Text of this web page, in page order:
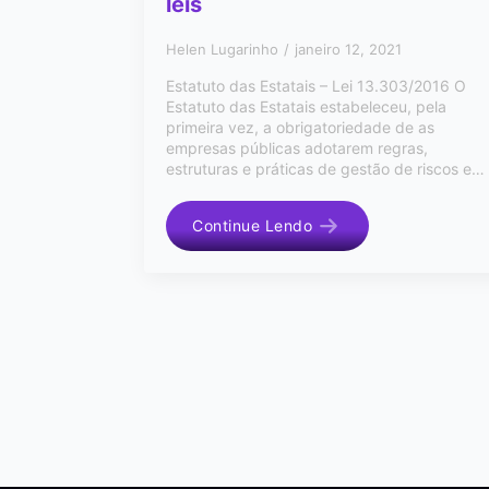
Helen Lugarinho janeiro 12, 2021
Estatuto das Estatais – Lei 13.303/2016 O
Estatuto das Estatais estabeleceu, pela
primeira vez, a obrigatoriedade de as
empresas públicas adotarem regras,
estruturas e práticas de gestão de riscos e…
Continue Lendo